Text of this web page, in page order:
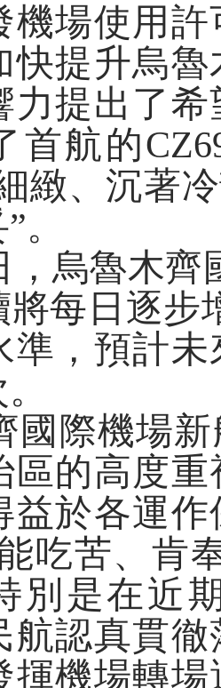
機場使用
快提升烏
力提出了
首航的
緻、沉著
。
烏魯木齊
每日逐步
準，預計
際機場新
區的高度
益於各運
吃苦、肯
別是在近
航認真貫
揮機場轉